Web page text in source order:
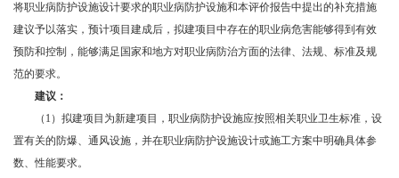
将职业病防护设施设计要求的职业病防护设施和本评价报告中提出的补充措施
建议予以落实，预计项目建成后，拟建项目中存在的职业病危害能够得到有效
预防和控制，能够满足国家和地方对职业病防治方面的法律、法规、标准及规
范的要求。
建议：
（1）拟建项目为新建项目，职业病防护设施应按照相关职业卫生标准，设
置有关的防爆、通风设施，并在职业病防护设施设计或施工方案中明确具体参
数、性能要求。